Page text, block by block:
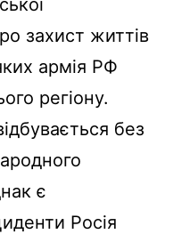
захист життів
армія РФ
регіону.
без
є
Росія